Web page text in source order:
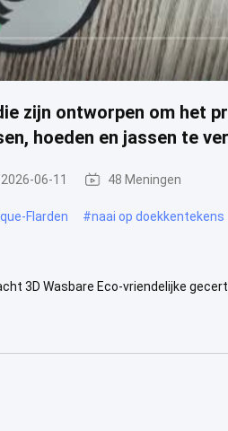
zijn ontworpen om het
hoeden en jassen te
2026-06-11 48 Meningen
Flarden #naai op doekkentekens
3D Wasbare Eco-vriendelijke